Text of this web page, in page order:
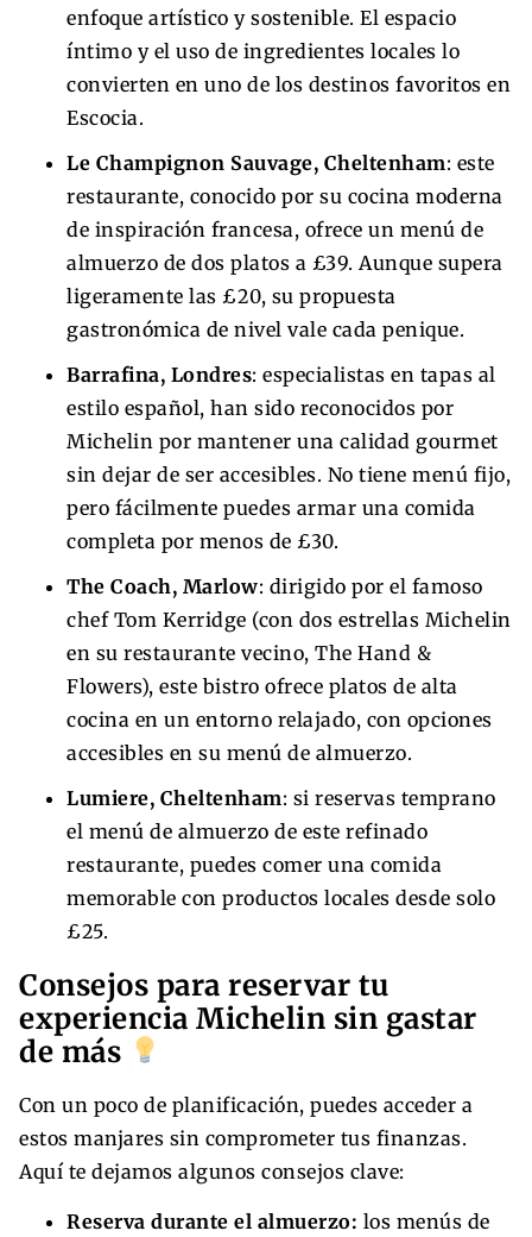
enfoque artístico y sostenible. El espacio
íntimo y el uso de ingredientes locales lo
convierten en uno de los destinos favoritos en
Escocia.
Le Champignon Sauvage, Cheltenham: este
restaurante, conocido por su cocina moderna
de inspiración francesa, ofrece un menú de
almuerzo de dos platos a £39. Aunque supera
ligeramente las £20, su propuesta
gastronómica de nivel vale cada penique.
Barrafina, Londres: especialistas en tapas al
estilo español, han sido reconocidos por
Michelin por mantener una calidad gourmet
sin dejar de ser accesibles. No tiene menú fijo,
pero fácilmente puedes armar una comida
completa por menos de £30.
The Coach, Marlow: dirigido por el famoso
chef Tom Kerridge (con dos estrellas Michelin
en su restaurante vecino, The Hand &
Flowers), este bistro ofrece platos de alta
cocina en un entorno relajado, con opciones
accesibles en su menú de almuerzo.
Lumiere, Cheltenham: si reservas temprano
el menú de almuerzo de este refinado
restaurante, puedes comer una comida
memorable con productos locales desde solo
£25.
Consejos para reservar tu
experiencia Michelin sin gastar
de más
Con un poco de planificación, puedes acceder a
estos manjares sin comprometer tus finanzas.
Aquí te dejamos algunos consejos clave:
Reserva durante el almuerzo: los menús de